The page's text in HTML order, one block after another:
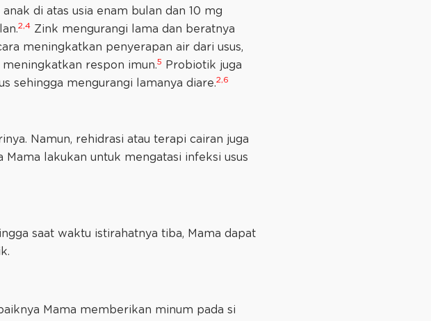
di atas usia enam bulan dan 10 mg
2,4 Zink mengurangi lama dan beratnya
meningkatkan penyerapan air dari usus,
respon imun.5
Probiotik juga
sehingga mengurangi lamanya diare.2,6
Namun, rehidrasi atau terapi cairan juga
lakukan untuk mengatasi infeksi usus
saat waktu istirahatnya tiba, Mama dapat
Mama memberikan minum pada si